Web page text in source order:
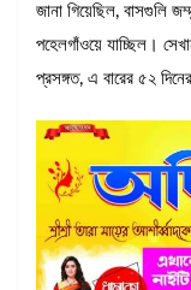
জানা গিয়েছিল, বাসগুলি
পহেলগাঁওয়ে যাচ্ছিল।
প্রসঙ্গত, এ বারের ৫২